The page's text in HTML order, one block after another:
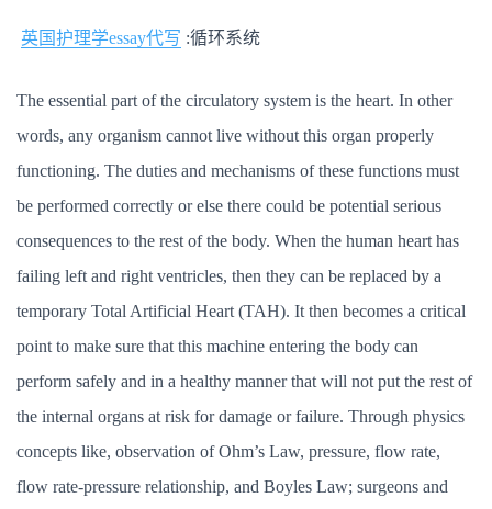
英国护理学essay代写 :循环系统
The essential part of the circulatory system is the heart. In other
words, any organism cannot live without this organ properly
functioning. The duties and mechanisms of these functions must
be performed correctly or else there could be potential serious
consequences to the rest of the body. When the human heart has
failing left and right ventricles, then they can be replaced by a
temporary Total Artificial Heart (TAH). It then becomes a critical
point to make sure that this machine entering the body can
perform safely and in a healthy manner that will not put the rest of
the internal organs at risk for damage or failure. Through physics
concepts like, observation of Ohm’s Law, pressure, flow rate,
flow rate-pressure relationship, and Boyles Law; surgeons and